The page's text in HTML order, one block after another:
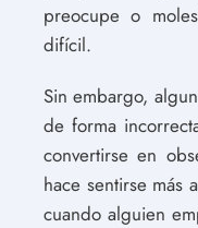
preocupe o
difícil.
Sin embargo,
de forma
convertirse en
hace sentirse más
cuando alguien